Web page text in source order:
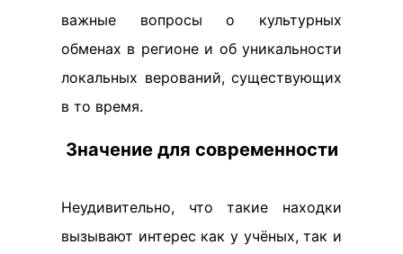
важные вопросы о культурных
обменах в регионе и об уникальности
локальных верований, существующих
в то время.
Значение для современности
Неудивительно, что такие находки
вызывают интерес как у учёных, так и